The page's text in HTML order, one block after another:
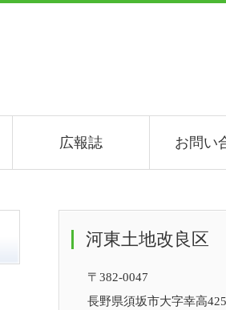
広報誌 お問い
河東土地改良区
〒382-0047
長野県須坂市大字幸高